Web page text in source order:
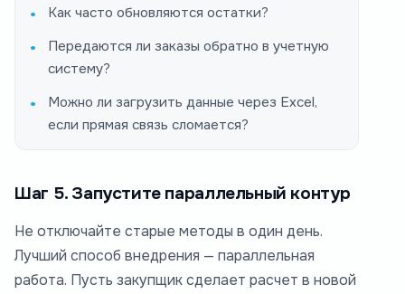
Как часто обновляются остатки?
Передаются ли заказы обратно в учетную
систему?
Можно ли загрузить данные через Excel,
если прямая связь сломается?
Шаг 5. Запустите параллельный контур
Не отключайте старые методы в один день.
Лучший способ внедрения — параллельная
работа. Пусть закупщик сделает расчет в новой